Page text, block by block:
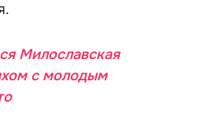
Милославская
с молодым